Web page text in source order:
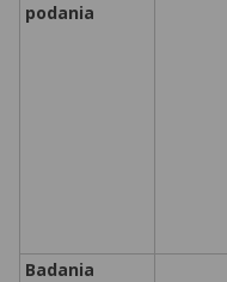
podania
Badania